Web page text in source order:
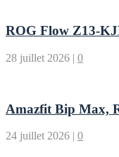
ROG Flow Z13-
28 juillet 2026 | 0
Amazfit Bip Max,
24 juillet 2026 | 0